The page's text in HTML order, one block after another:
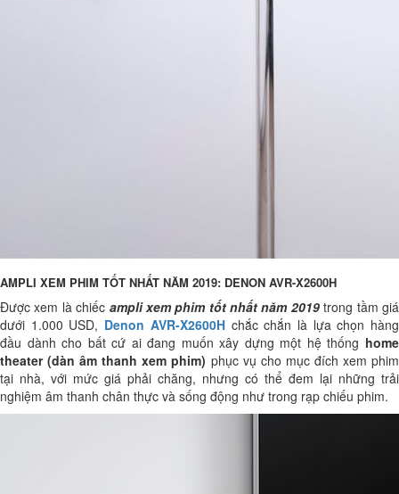
AMPLI XEM PHIM TỐT NHẤT NĂM 2019: DENON AVR-X2600H
Được xem là chiếc ampli xem phim tốt nhất năm 2019trong tầm giá
dưới 1.000 USD, Denon AVR-X2600Hchắc chắn là lựa chọn hàng
đầu dành cho bất cứ ai đang muốn xây dựng một hệ thống home
theater (dàn âm thanh xem phim) phục vụ cho mục đích xem phim
tại nhà, với mức giá phải chăng, nhưng có thể đem lại những trải
nghiệm âm thanh chân thực và sống động như trong rạp chiếu phim.